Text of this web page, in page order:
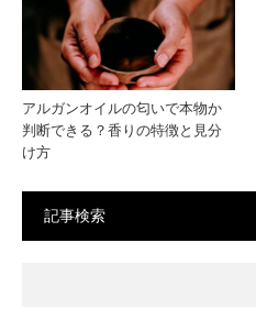
い保
管方
法
アルガンオイルの匂いで本物か
判断できる？香りの特徴と見分
け方
記事検索